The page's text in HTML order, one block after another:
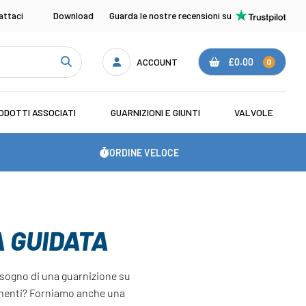
Download Guarda le nostre recensioni su
ACCOUNT £0.00 0
ASSOCIATI GUARNIZIONI E GIUNTI VALVOLE
ORDINE VELOCE
di una guarnizione su
Forniamo anche una